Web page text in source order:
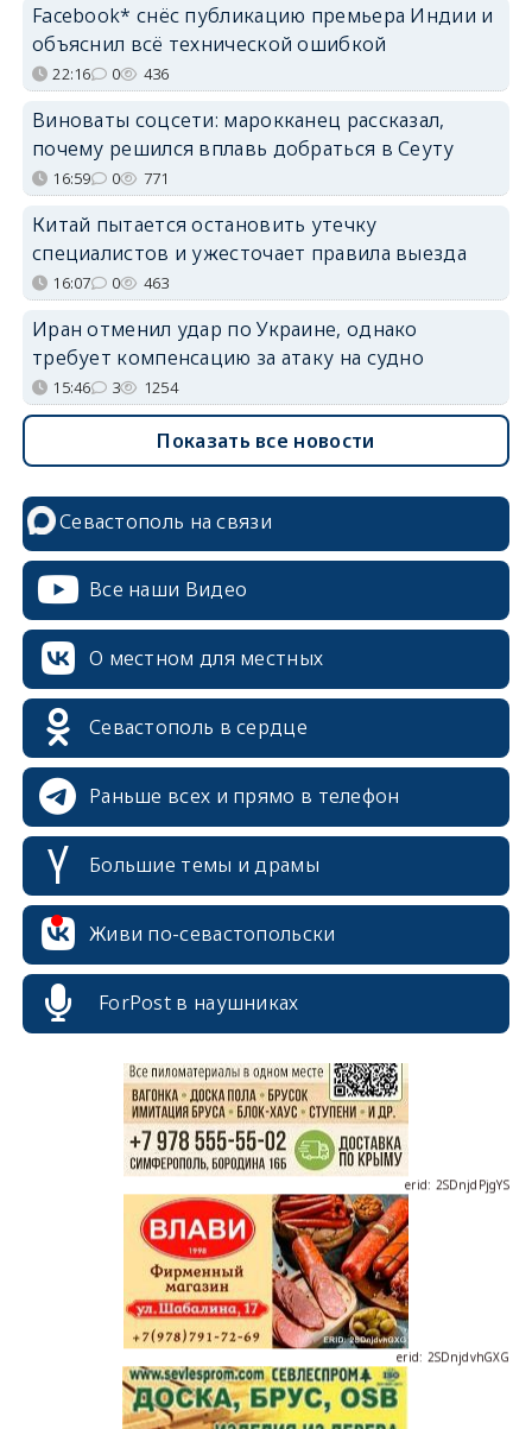
Facebook* снёс публикацию премьера Индии и
объяснил всё технической ошибкой
22:16 0 436
Виноваты соцсети: марокканец рассказал,
почему решился вплавь добраться в Сеуту
16:59 0 771
Китай пытается остановить утечку
специалистов и ужесточает правила выезда
16:07 0 463
Иран отменил удар по Украине, однако
требует компенсацию за атаку на судно
15:46 3 1254
Показать все новости
Севастополь на связи
Все наши Видео
О местном для местных
Севастополь в сердце
Раньше всех и прямо в телефон
Большие темы и драмы
Живи по-севастопольски
ForPost в наушниках
erid: 2SDnjdPjgYS
erid: 2SDnjdvhGXG